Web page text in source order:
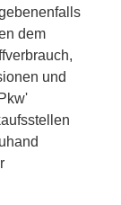
dem
und